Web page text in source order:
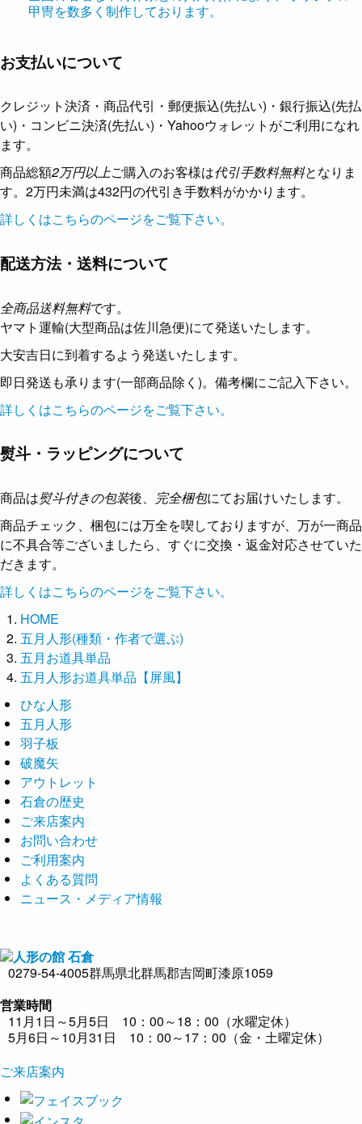
甲冑を数多く制作しております。
お支払いについて
クレジット決済・商品代引・郵便振込(先払い)・銀行振込(先払
い)・コンビニ決済(先払い)・Yahooウォレットがご利用になれ
ます。
商品総額2万円以上ご購入のお客様は代引手数料無料となりま
す。2万円未満は432円の代引き手数料がかかります。
詳しくはこちらのページをご覧下さい。
配送方法・送料について
全商品送料無料です。
ヤマト運輸(大型商品は佐川急便)にて発送いたします。
大安吉日に到着するよう発送いたします。
即日発送も承ります(一部商品除く)。備考欄にご記入下さい。
詳しくはこちらのページをご覧下さい。
熨斗・ラッピングについて
商品は熨斗付きの包装後、 完全梱包にてお届けいたします。
商品チェック、梱包には万全を喫しておりますが、万が一商品
に不具合等ございましたら、すぐに交換・返金対応させていた
だきます。
詳しくはこちらのページをご覧下さい。
HOME
五月人形(種類・作者で選ぶ)
五月お道具単品
五月人形お道具単品【屏風】
ひな人形
五月人形
羽子板
破魔矢
アウトレット
石倉の歴史
ご来店案内
お問い合わせ
ご利用案内
よくある質問
ニュース・メディア情報
0279-54-4005群馬県北群馬郡吉岡町漆原1059
営業時間
11月1日～5月5日 10：00～18：00（水曜定休）
5月6日～10月31日 10：00～17：00（金・土曜定休）
ご来店案内